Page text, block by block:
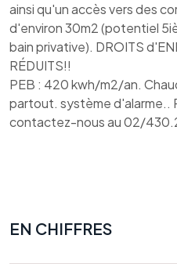
ainsi qu'un accès vers des
d'environ 30m2 (potentiel
bain privative). DROITS
RÉDUITS!!
PEB : 420 kwh/m2/an.
partout. système d'alarme..
contactez-nous au 02/
EN CHIFFRES